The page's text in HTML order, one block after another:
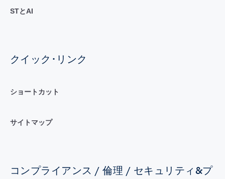
STとAI
クイック･リンク
ショートカット
サイトマップ
コンプライアンス / 倫理 / セキュリティ&プ